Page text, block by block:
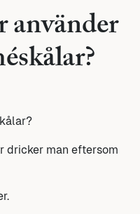
dricker man eftersom